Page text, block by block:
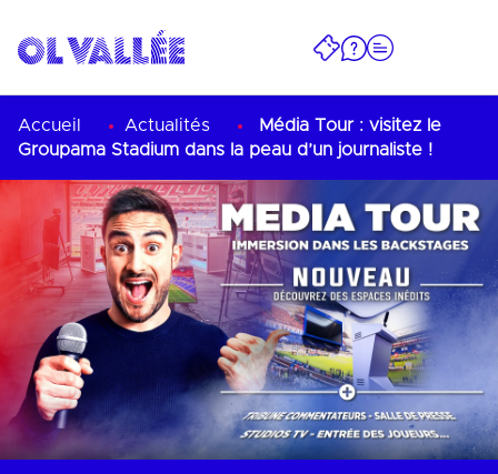
Accueil Actualités
Média Tour : visitez le
Groupama Stadium dans la peau d’un journaliste !